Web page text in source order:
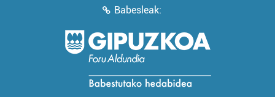
Babesleak: